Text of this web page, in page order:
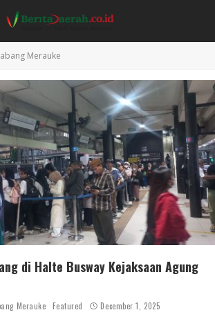
Merauke
di Halte Busway Kejaksaan Agung
Merauke Featured December 1, 2025